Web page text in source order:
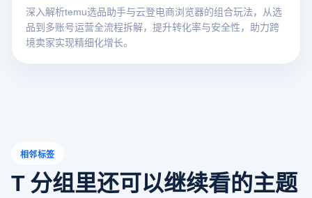
深入解析temu选品助手与云登电商浏览器的组合玩法，从选
品到多账号运营全流程拆解，提升转化率与安全性，助力跨
境卖家实现精细化增长。
相邻标签
T 分组里还可以继续看的主题